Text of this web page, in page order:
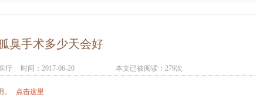
臭手术多少天会好
本文已被阅读：279次
疗 时间：2017-06-20
。 点击这里